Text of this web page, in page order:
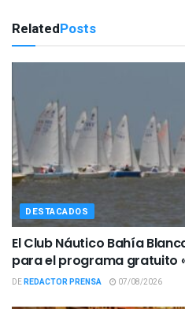
RelatedPosts
DESTACADOS
El Club Náutico Bahía
para el programa gratuito
DEREDACTOR PRENSA 07/08/2026